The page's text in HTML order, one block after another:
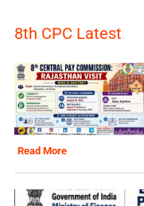
8th CPC Latest
Read More